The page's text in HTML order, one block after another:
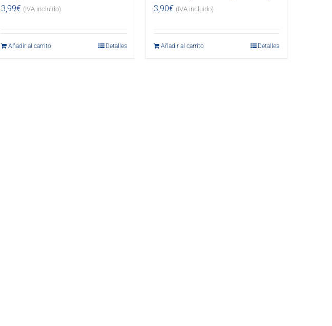
3,99€ (IVA incluido)
Añadir al carrito Detalles
3,90€ (IVA incluido)
Añadir al carrito Detalles